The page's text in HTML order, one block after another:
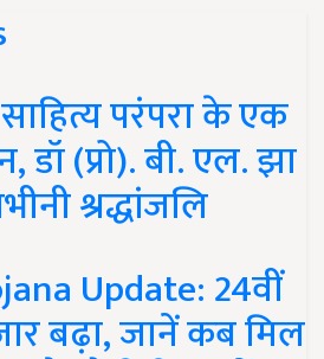
परंपरा के एक
(प्रो). बी. एल. झा
श्रद्धांजलि
Update: 24वीं
बढ़ा, जानें कब मिल